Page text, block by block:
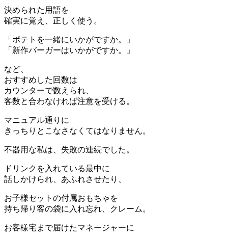
決められた用語を
確実に覚え、正しく使う。
「ポテトを一緒にいかがですか。」
「新作バーガーはいかがですか。」
など、
おすすめした回数は
カウンターで数えられ、
客数と合わなければ注意を受ける。
マニュアル通りに
きっちりとこなさなくてはなりません。
不器用な私は、失敗の連続でした。
ドリンクを入れている最中に
話しかけられ、あふれさせたり、
お子様セットの付属おもちゃを
持ち帰り客の袋に入れ忘れ、クレーム。
お客様宅まで届けたマネージャーに